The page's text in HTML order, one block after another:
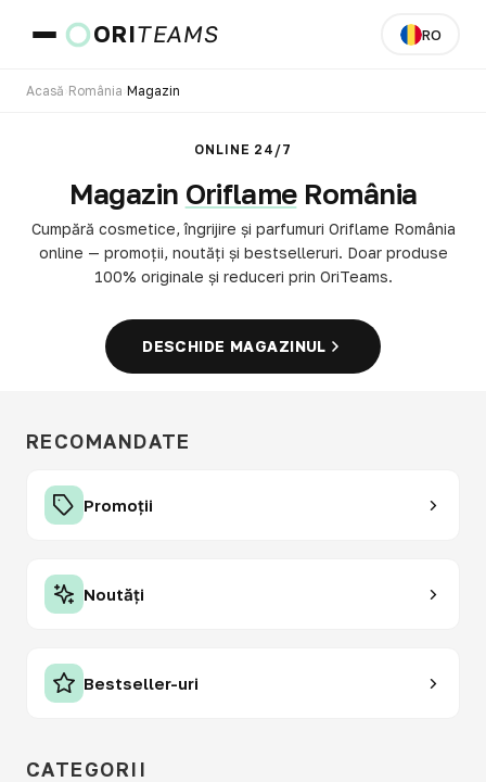
ORITEAMS RO
MERGI
Acasă România Magazin
ONLINE 24/7
Magazin OriflameRomânia
Cumpără cosmetice, îngrijire și parfumuri Oriflame România
online — promoții, noutăți și bestselleruri. Doar produse
100% originale și reduceri prin OriTeams.
DESCHIDE MAGAZINUL
RECOMANDATE
Promoții
Noutăți
Bestseller-uri
CATEGORII